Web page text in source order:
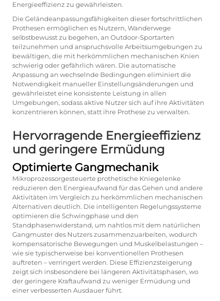
Energieeffizienz zu gewährleisten.
Die Geländeanpassungsfähigkeiten dieser fortschrittlichen
Prothesen ermöglichen es Nutzern, Wanderwege
selbstbewusst zu begehen, an Outdoor-Sportarten
teilzunehmen und anspruchsvolle Arbeitsumgebungen zu
bewältigen, die mit herkömmlichen mechanischen Knien
schwierig oder gefährlich wären. Die automatische
Anpassung an wechselnde Bedingungen eliminiert die
Notwendigkeit manueller Einstellungsänderungen und
gewährleistet eine konsistente Leistung in allen
Umgebungen, sodass aktive Nutzer sich auf ihre Aktivitäten
konzentrieren können, statt ihre Prothese zu verwalten.
Hervorragende Energieeffizienz
und geringere Ermüdung
Optimierte Gangmechanik
Mikroprozessorgesteuerte prothetische Kniegelenke
reduzieren den Energieaufwand für das Gehen und andere
Aktivitäten im Vergleich zu herkömmlichen mechanischen
Alternativen deutlich. Die intelligenten Regelungssysteme
optimieren die Schwingphase und den
Standphasenwiderstand, um nahtlos mit dem natürlichen
Gangmuster des Nutzers zusammenzuarbeiten, wodurch
kompensatorische Bewegungen und Muskelbelastungen –
wie sie typischerweise bei konventionellen Prothesen
auftreten – verringert werden. Diese Effizienzsteigerung
zeigt sich insbesondere bei längeren Aktivitätsphasen, wo
der geringere Kraftaufwand zu weniger Ermüdung und
einer verbesserten Ausdauer führt.